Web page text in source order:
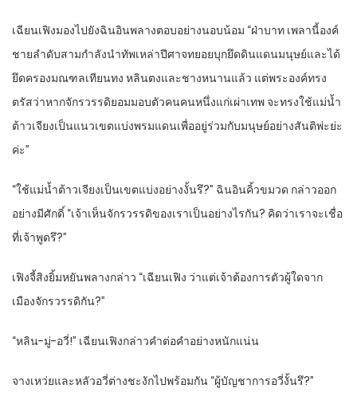
เฉียนเฟิงมองไปยังฉินอินพลางตอบอย่างนอบน้อม “ฝ่าบาท เพลานี้องค์
ชายลำดับสามกำลังนำทัพเหล่าปีศาจทยอยบุกยึดดินแดนมนุษย์และได้
ยึดครองมณฑลเทียนทง หลินตงและชางหนานแล้ว แต่พระองค์ทรง
ตรัสว่าหากจักรวรรดิยอมมอบตัวคนคนหนึ่งแก่เผ่าเทพ จะทรงใช้แม่น้ำ
ต้าวเจียงเป็นแนวเขตแบ่งพรมแดนเพื่ออยู่ร่วมกับมนุษย์อย่างสันติพ่ะย่ะ
ค่ะ”
“ใช้แม่น้ำต้าวเจียงเป็นเขตแบ่งอย่างงั้นรึ?” ฉินอินคิ้วขมวด กล่าวออก
อย่างมีศักดิ์ “เจ้าเห็นจักรวรรดิของเราเป็นอย่างไรกัน? คิดว่าเราจะเชื่อ
ที่เจ้าพูดรึ?”
เฟิงจี้สิงยิ้มหยันพลางกล่าว “เฉียนเฟิง ว่าแต่เจ้าต้องการตัวผู้ใดจาก
เมืองจักรวรรดิกัน?”
“หลิน-มู่-อวี่!” เฉียนเฟิงกล่าวคำต่อคำอย่างหนักแน่น
จางเหว่ยและหลัวอวี่ต่างชะงักไปพร้อมกัน “ผู้บัญชาการอวี่งั้นรึ?”